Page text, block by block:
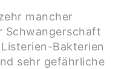
mancher
Schwangerschaft
Bakterien
sehr gefährliche